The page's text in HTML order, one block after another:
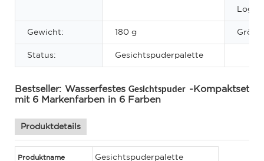
Logos:
Gewicht: 180 g Größe:
Status: Gesichtspuderpalette
Bestseller: Wasserfestes Gesichtspuder -Kompaktset
mit 6 Markenfarben in 6 Farben
Produktdetails
Produktname Gesichtspuderpalette